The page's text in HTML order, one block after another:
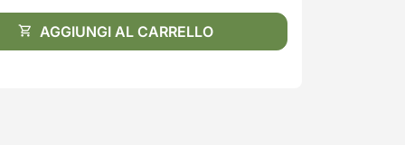
AGGIUNGI AL CARRELLO